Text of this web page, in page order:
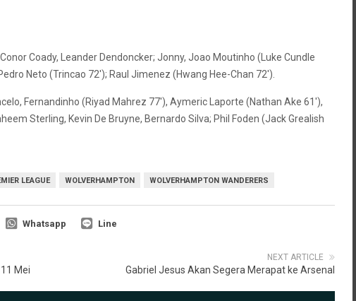
Coady, Leander Dendoncker; Jonny, Joao Moutinho (Luke Cundle
Neto (Trincao 72′); Raul Jimenez (Hwang Hee-Chan 72′).
Fernandinho (Riyad Mahrez 77′), Aymeric Laporte (Nathan Ake 61′),
Sterling, Kevin De Bruyne, Bernardo Silva; Phil Foden (Jack Grealish
LEAGUE WOLVERHAMPTON WOLVERHAMPTON WANDERERS
Whatsapp Line
NEXT ARTICLE
Gabriel Jesus Akan Segera Merapat ke Arsenal
Mei